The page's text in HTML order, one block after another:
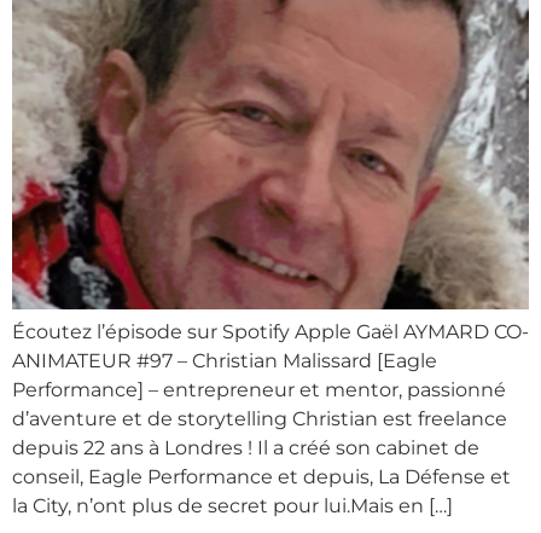
Écoutez l’épisode sur Spotify Apple Gaël AYMARD CO-
ANIMATEUR #97 – Christian Malissard [Eagle
Performance] – entrepreneur et mentor, passionné
d’aventure et de storytelling Christian est freelance
depuis 22 ans à Londres ! Il a créé son cabinet de
conseil, Eagle Performance et depuis, La Défense et
la City, n’ont plus de secret pour lui.Mais en […]